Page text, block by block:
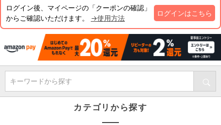
ログイン後、マイページの「クーポンの確認」
からご確認いただけます。 →使用方法
ログインはこちら
キーワードから探す
カテゴリから探す